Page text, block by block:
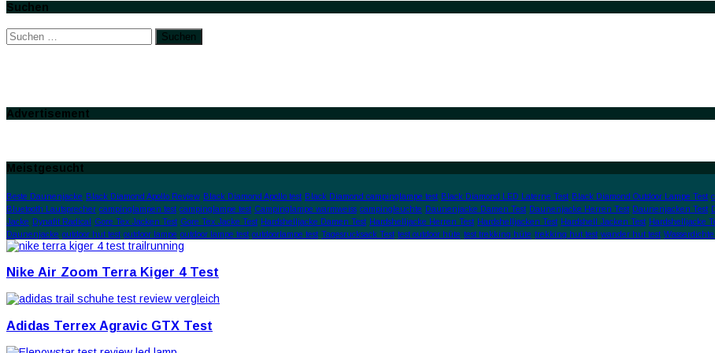
Suchen
Suchen
nach:
Advertisement
Meistgesucht
Beste Daunenjacke Black Diamond Apollo Review Black Diamond Apollo test Black Diamond campinglampe test Black Diamond LED Laterne Test Black Diamond Outdoor Lampe Test
Bluetooth Lautsprecher campinglampen test campinglampe test Campinglampe warmweiss campingleuchte Daunenjacke Damen Test Daunenjacke Herren Test Daunenjacken Test
Jacke Dynafit Radical Gore Tex Jacken Test Gore Tex Jacke Test Hardshelljacke Damen Test Hardshelljacke Herren Test Hardshelljacken Test Hardshell Jacken Test Hardshelljacke
Daunenjacke outdoor hut test outdoor lampe outdoor lampe test outdoorlampe test Tagesrucksack Test test outdoor hüte test trekking hüte trekking hut test wander hut test
Nike Air Zoom Terra Kiger 4 Test
Adidas Terrex Agravic GTX Test